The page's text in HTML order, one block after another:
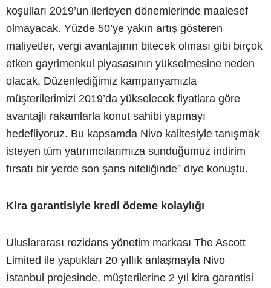
koşulları 2019’un ilerleyen dönemlerinde maalesef
olmayacak. Yüzde 50’ye yakın artış gösteren
maliyetler, vergi avantajının bitecek olması gibi birçok
etken gayrimenkul piyasasının yükselmesine neden
olacak. Düzenlediğimiz kampanyamızla
müşterilerimizi 2019’da yükselecek fiyatlara göre
avantajlı rakamlarla konut sahibi yapmayı
hedefliyoruz. Bu kapsamda Nivo kalitesiyle tanışmak
isteyen tüm yatırımcılarımıza sunduğumuz indirim
fırsatı bir yerde son şans niteliğinde” diye konuştu.
Kira garantisiyle kredi ödeme kolaylığı
Uluslararası rezidans yönetim markası The Ascott
Limited ile yaptıkları 20 yıllık anlaşmayla Nivo
İstanbul projesinde, müşterilerine 2 yıl kira garantisi